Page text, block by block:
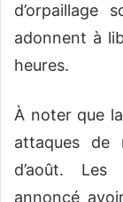
d’orpaillage
adonnent à
heures.
À noter que
attaques de
d’août.
annoncé